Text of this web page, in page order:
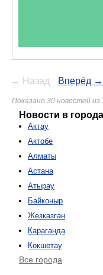
← Назад Вперёд →
Показано 30 новостей из
Новости в
Актау
Актобе
Алматы
Астана
Атырау
Байконыр
Жезказган
Караганда
Кокшетау
Все города